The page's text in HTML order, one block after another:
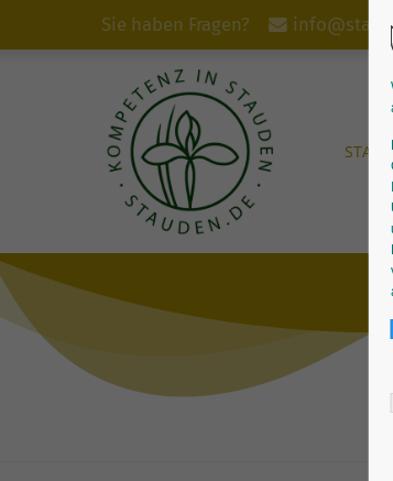
Sie haben Fragen?
START